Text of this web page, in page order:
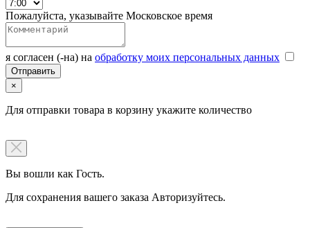
Пожалуйста, указывайте Московское время
я согласен (-на) на обработку моих персональных данных
×
Для отправки товара в корзину укажите количество
Вы вошли как Гость.
Для сохранения вашего заказа Авторизуйтесь.